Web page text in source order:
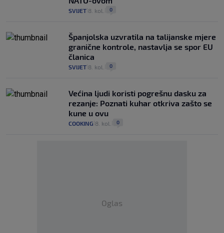
SVIJET 8. kol. 0
Španjolska uzvratila na talijanske mjere
granične kontrole, nastavlja se spor EU
članica
SVIJET 8. kol. 0
Većina ljudi koristi pogrešnu dasku za
rezanje: Poznati kuhar otkriva zašto se
kune u ovu
COOKING 8. kol. 0
Oglas